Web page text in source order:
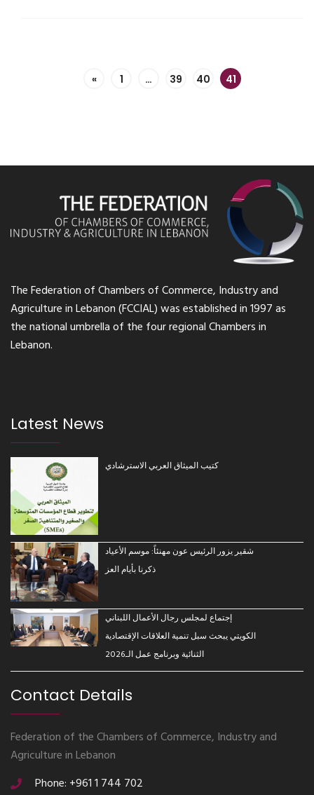
« 1 … 39 40 41
The Federation of Chambers of Commerce, Industry and
Agriculture in Lebanon (FCCIAL) was established in 1997 as
the national umbrella of the four regional Chambers in
Lebanon.
Latest News
كتيب الميثاق العربي الاسترشادي
شقير يزور الرئيس عون مهنئاً: موسم الأعياد
ذكرنا بأيام العز
إجتماع لمجلس رجال الأعمال اللبناني
الكويتي يبحث سبل تنمية العلاقات الإقتصادية
الثنائية وبرنامج عمل الـ2026
Contact Details
Federation of the Chambers of Commerce, Industry and
Agriculture in Lebanon
Phone: +961 1 744 702